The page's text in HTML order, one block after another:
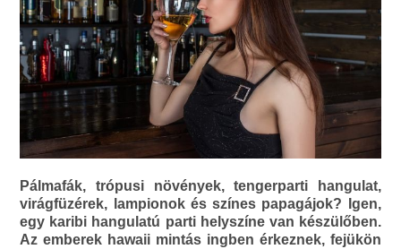
Pálmafák, trópusi növények, tengerparti hangulat,
virágfüzérek, lampionok és színes papagájok? Igen,
egy karibi hangulatú parti helyszíne van készülőben.
Az emberek hawaii mintás ingben érkeznek, fejükön